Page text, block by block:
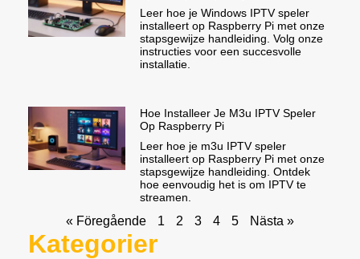
Leer hoe je Windows IPTV speler
installeert op Raspberry Pi met onze
stapsgewijze handleiding. Volg onze
instructies voor een succesvolle
installatie.
Hoe Installeer Je M3u IPTV Speler
Op Raspberry Pi
Leer hoe je m3u IPTV speler
installeert op Raspberry Pi met onze
stapsgewijze handleiding. Ontdek
hoe eenvoudig het is om IPTV te
streamen.
« Föregående 1 2 3 4 5 Nästa »
Kategorier